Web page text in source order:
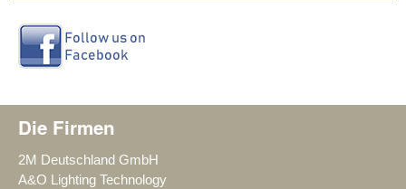
Die Firmen
2M Deutschland GmbH
A&O Lighting Technology